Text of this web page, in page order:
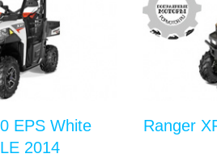
EPS White
2014
Ranger